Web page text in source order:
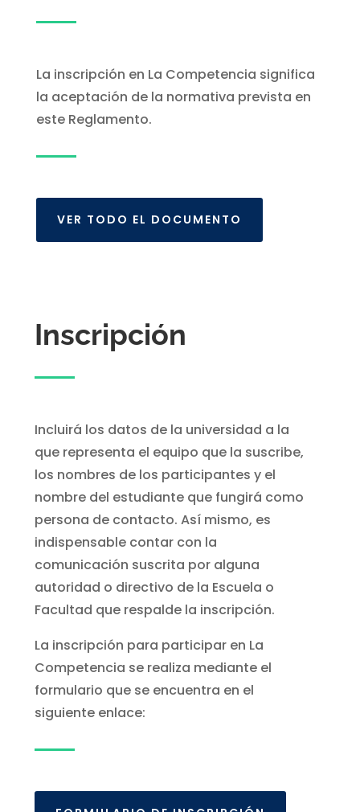
La inscripción en La Competencia significa
la aceptación de la normativa prevista en
este Reglamento.
VER TODO EL DOCUMENTO
Inscripción
Incluirá los datos de la universidad a la
que representa el equipo que la suscribe,
los nombres de los participantes y el
nombre del estudiante que fungirá como
persona de contacto. Así mismo, es
indispensable contar con la
comunicación suscrita por alguna
autoridad o directivo de la Escuela o
Facultad que respalde la inscripción.
La inscripción para participar en La
Competencia se realiza mediante el
formulario que se encuentra en el
siguiente enlace: